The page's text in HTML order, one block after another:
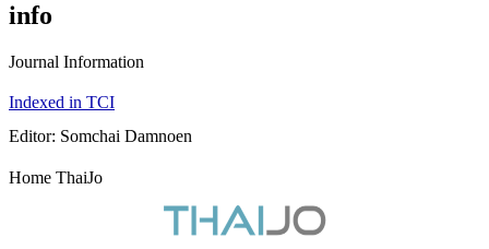
info
Journal Information
Indexed in TCI
Editor: Somchai Damnoen
Home ThaiJo